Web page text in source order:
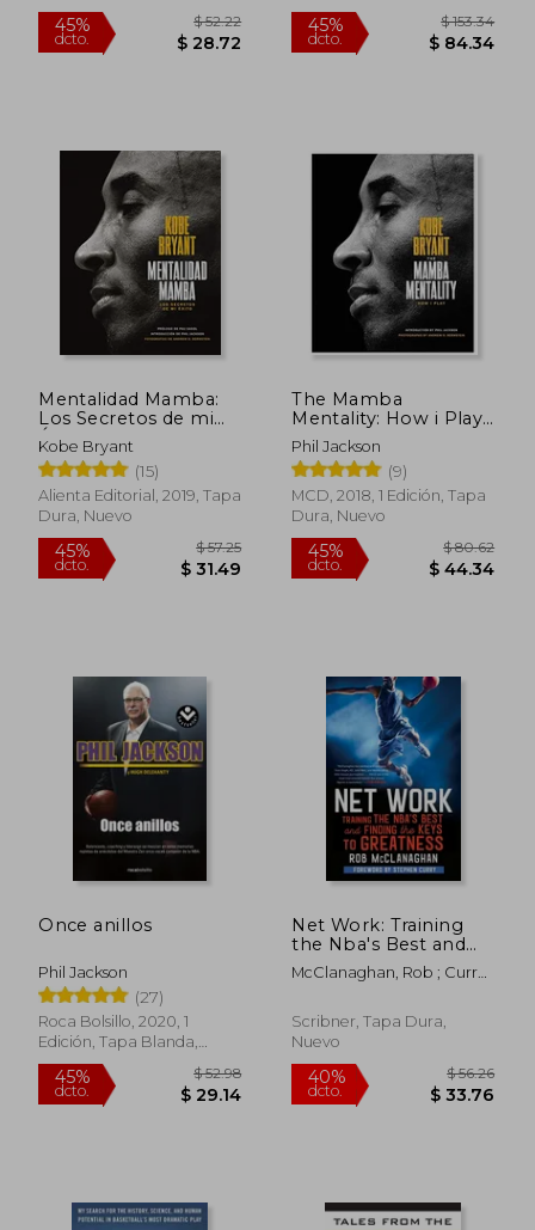
$ 52.22
$ 28.72
45%
dcto.
Mentalidad Mamba:
Los Secretos de mi
Éxito
Kobe Bryant
(15)
Alienta Editorial, 2019, Tapa
Dura, Nuevo
45%
The Mamba
Mentality: How i Play
(en Inglés)
Phil Jackson
(9)
MCD, 2018, 1 Edición, Tapa
Dura, Nuevo
45%
dcto.
Once anillos
Phil Jackson
(27)
Roca Bolsillo, 2020, 1
Edición, Tapa Blanda,
Nuevo
Net Work: Training
the Nba's Best and
Finding the Keys to
Greatness (en Inglés)
McClanaghan, Rob ; Curry,
Scribner, Tapa Dura,
Nuevo